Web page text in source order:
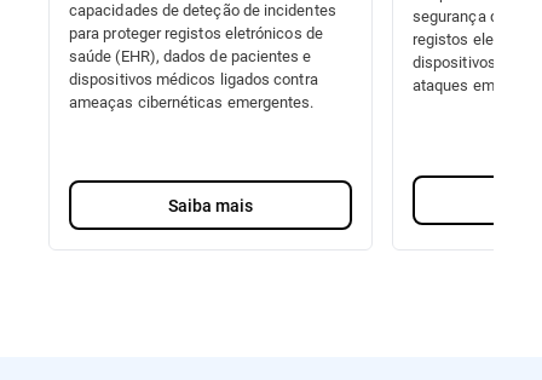
capacidades de deteção de incidentes
para proteger registos eletrónicos de
saúde (EHR), dados de pacientes e
dispositivos médicos ligados contra
ameaças cibernéticas emergentes.
Saiba mais
segurança dos
registos
dispositivos
ataques em